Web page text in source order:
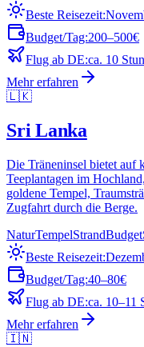
Beste Reisezeit:
Budget/Tag:200–500€
Flug ab DE:ca. 10
Mehr erfahren
🇱🇰
Sri Lanka
Die Träneninsel bietet auf
Teeplantagen im
goldene Tempel,
Zugfahrt durch die Berge.
NaturTempelStrandBudget
Beste Reisezeit:
Budget/Tag:40–80€
Flug ab DE:ca. 10–11
Mehr erfahren
🇮🇳